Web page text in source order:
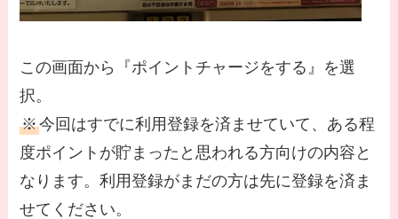
この画面から『ポイントチャージをする』を選
択。
※今回はすでに利用登録を済ませていて、ある程
度ポイントが貯まったと思われる方向けの内容と
なります。利用登録がまだの方は先に登録を済ま
せてください。